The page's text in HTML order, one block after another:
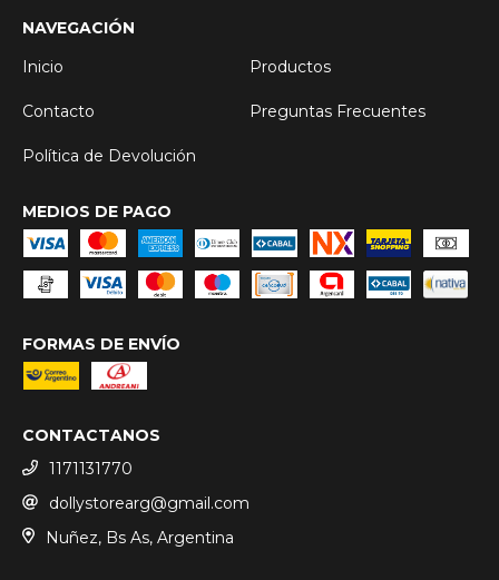
NAVEGACIÓN
Inicio
Productos
Contacto Preguntas Frecuentes
Política de Devolución
MEDIOS DE PAGO
FORMAS DE ENVÍO
CONTACTANOS
1171131770
dollystorearg@gmail.com
Nuñez, Bs As, Argentina